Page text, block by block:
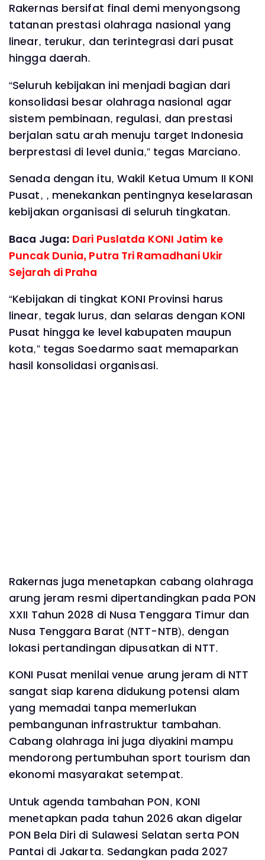
Rakernas bersifat final demi menyongsong
tatanan prestasi olahraga nasional yang
linear, terukur, dan terintegrasi dari pusat
hingga daerah.
“Seluruh kebijakan ini menjadi bagian dari
konsolidasi besar olahraga nasional agar
sistem pembinaan, regulasi, dan prestasi
berjalan satu arah menuju target Indonesia
berprestasi di level dunia,” tegas Marciano.
Senada dengan itu, Wakil Ketua Umum II KONI
Pusat, , menekankan pentingnya keselarasan
kebijakan organisasi di seluruh tingkatan.
Baca Juga: Dari Puslatda KONI Jatim ke
Puncak Dunia, Putra Tri Ramadhani Ukir
Sejarah di Praha
“Kebijakan di tingkat KONI Provinsi harus
linear, tegak lurus, dan selaras dengan KONI
Pusat hingga ke level kabupaten maupun
kota,” tegas Soedarmo saat memaparkan
hasil konsolidasi organisasi.
Rakernas juga menetapkan cabang olahraga
arung jeram resmi dipertandingkan pada PON
XXII Tahun 2028 di Nusa Tenggara Timur dan
Nusa Tenggara Barat (NTT-NTB), dengan
lokasi pertandingan dipusatkan di NTT.
KONI Pusat menilai venue arung jeram di NTT
sangat siap karena didukung potensi alam
yang memadai tanpa memerlukan
pembangunan infrastruktur tambahan.
Cabang olahraga ini juga diyakini mampu
mendorong pertumbuhan sport tourism dan
ekonomi masyarakat setempat.
Untuk agenda tambahan PON, KONI
menetapkan pada tahun 2026 akan digelar
PON Bela Diri di Sulawesi Selatan serta PON
Pantai di Jakarta. Sedangkan pada 2027